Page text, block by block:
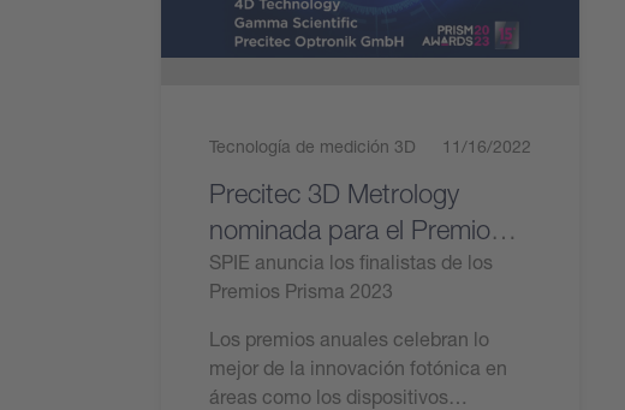
Tecnología de medición 3D 11/16/2022
Precitec 3D Metrology
nominada para el Premio
Prisma SPIE
SPIE anuncia los finalistas de los
Premios Prisma 2023
Los premios anuales celebran lo
mejor de la innovación fotónica en
áreas como los dispositivos…